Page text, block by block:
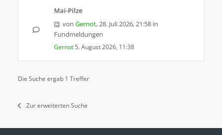
Mai-Pilze
von Gernot,28. Juli 2026, 21:58 in
Fundmeldungen
Gernot 5. August 2026, 11:38
Die Suche ergab 1 Treffer
Zur erweiterten Suche